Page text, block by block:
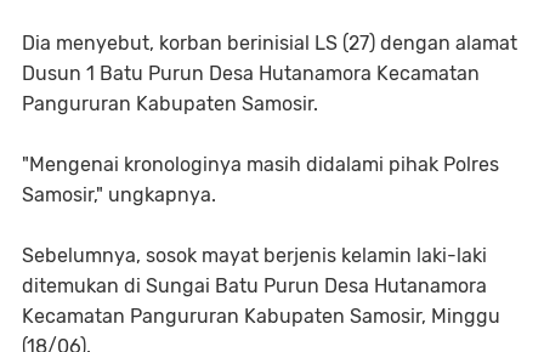
Dia menyebut, korban berinisial LS (27) dengan alamat
Dusun 1 Batu Purun Desa Hutanamora Kecamatan
Pangururan Kabupaten Samosir.
"Mengenai kronologinya masih didalami pihak Polres
Samosir," ungkapnya.
Sebelumnya, sosok mayat berjenis kelamin laki-laki
ditemukan di Sungai Batu Purun Desa Hutanamora
Kecamatan Pangururan Kabupaten Samosir, Minggu
(18/06).